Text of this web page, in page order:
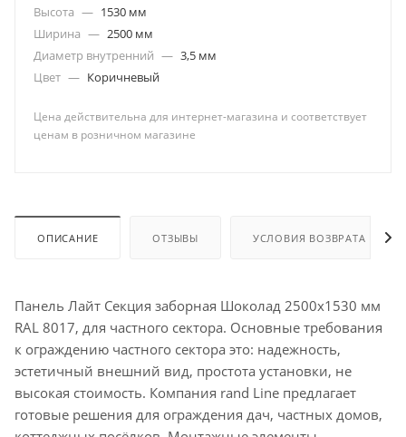
Высота — 1530 мм
Ширина — 2500 мм
Диаметр внутренний — 3,5 мм
Цвет — Коричневый
Цена действительна для интернет-магазина и соответствует
ценам в розничном магазине
ОПИСАНИЕ ОТЗЫВЫ УСЛОВИЯ ВОЗВРАТА
Панель Лайт Секция заборная Шоколад 2500х1530 мм
RAL 8017, для частного сектора. Основные требования
к ограждению частного сектора это: надежность,
эстетичный внешний вид, простота установки, не
высокая стоимость. Компания rand Line предлагает
готовые решения для ограждения дач, частных домов,